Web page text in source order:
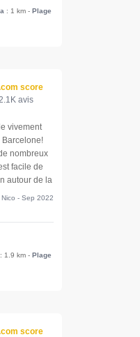
: 1 km-Plage
score
avis
vivement
Barcelone!
nombreux
facile de
autour de la
Nico - Sep 2022
: 1.9 km-Plage
score